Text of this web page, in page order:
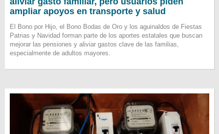
ampliar apoyos en transporte y salud
El Bono por Hijo, el Bono Bodas de Oro y los aguinaldos de Fiestas
Patrias y Navidad forman parte de los aportes estatales que buscan
mejorar las pensiones y aliviar gastos clave de las familias,
especialmente de adultos mayores.